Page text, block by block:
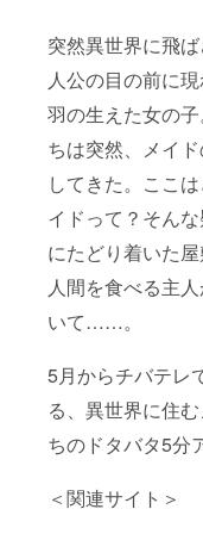
突然異世界に飛
人公の目の前に
羽の生えた女の
ちは突然、メイ
してきた。ここ
イドって？そん
にたどり着いた屋
人間を食べる主
いて……。
5月からチバテレ
る、異世界に住
ちのドタバタ5分
＜関連サイト＞